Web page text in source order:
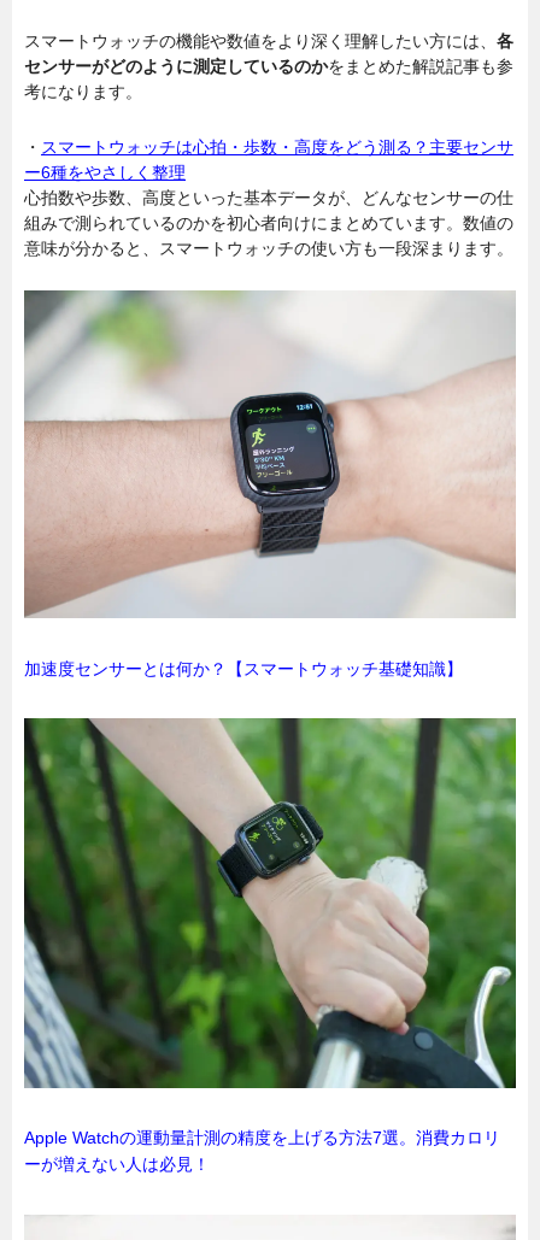
スマートウォッチの機能や数値をより深く理解したい方には、 各
センサーがどのように測定しているのかをまとめた解説記事も参
考になります。
・ スマートウォッチは心拍・歩数・高度をどう測る？主要センサ
ー6種をやさしく整理
心拍数や歩数、高度といった基本データが、どんなセンサーの仕
組みで測られているのかを初心者向けにまとめています。数値の
意味が分かると、スマートウォッチの使い方も一段深まります。
加速度センサーとは何か？【スマートウォッチ基礎知識】
Apple Watchの運動量計測の精度を上げる方法7選。消費カロリ
ーが増えない人は必見！